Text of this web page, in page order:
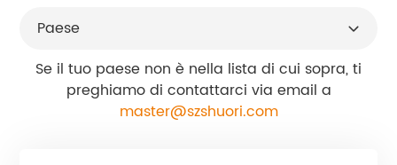
Se il tuo paese non è nella lista di cui sopra, ti
preghiamo di contattarci via email a
master@szshuori.com